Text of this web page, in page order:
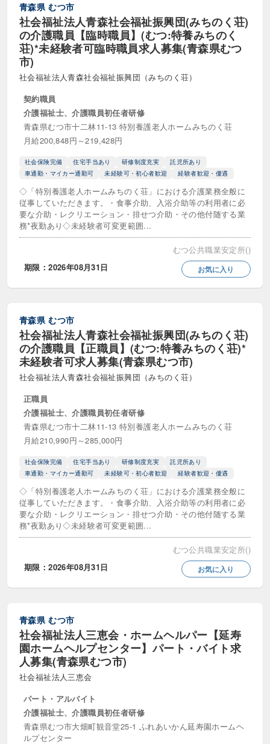
青森県 むつ市
社会福祉法人青森社会福祉振興団(みちのく荘)
の介護職員【臨時職員】(むつ:特養みちのく
荘)*未経験者可臨時職員求人募集(青森県むつ
市)
社会福祉法人青森社会福祉振興団（みちのく荘）
契約職員
介護福祉士、介護職員初任者研修
青森県むつ市十二林11-13 特別養護老人ホームみちのく荘
月給200,848円～219,428円
社会保険完備 住宅手当あり 研修制度充実
託児所あり
車通勤・マイカー通勤可
未経験可・初心者歓迎 経験者歓迎・優遇
◇「特別養護老人ホームみちのく荘」における介護業務全般に
従事していただきます。・食事介助、入浴介助等の利用者に必
要な介助・レクリエーション・排せつ介助・その他付随する業
務*夜勤あり◇未経験者可変更範囲...
むつ公共職業安定所()
期限：2026年08月31日
お気に入り
青森県 むつ市
社会福祉法人青森社会福祉振興団(みちのく荘)
の介護職員【正職員】(むつ:特養みちのく荘)*
未経験者可求人募集(青森県むつ市)
社会福祉法人青森社会福祉振興団（みちのく荘）
正職員
介護福祉士、介護職員初任者研修
青森県むつ市十二林11-13 特別養護老人ホームみちのく荘
月給210,990円～285,000円
社会保険完備 住宅手当あり 研修制度充実
託児所あり
車通勤・マイカー通勤可
未経験可・初心者歓迎 経験者歓迎・優遇
◇「特別養護老人ホームみちのく荘」における介護業務全般に
従事していただきます。・食事介助、入浴介助等の利用者に必
要な介助・レクリエーション・排せつ介助・その他付随する業
務*夜勤あり◇未経験者可変更範囲...
むつ公共職業安定所()
期限：2026年08月31日
お気に入り
青森県 むつ市
社会福祉法人三恵会・ホームヘルパー【延寿
園ホームヘルプセンター】パート・バイト求
人募集(青森県むつ市)
社会福祉法人三恵会
パート・アルバイト
介護福祉士、介護職員初任者研修
青森県むつ市大畑町観音堂25-1 ふれあいかん延寿園ホームヘ
ルプセンター